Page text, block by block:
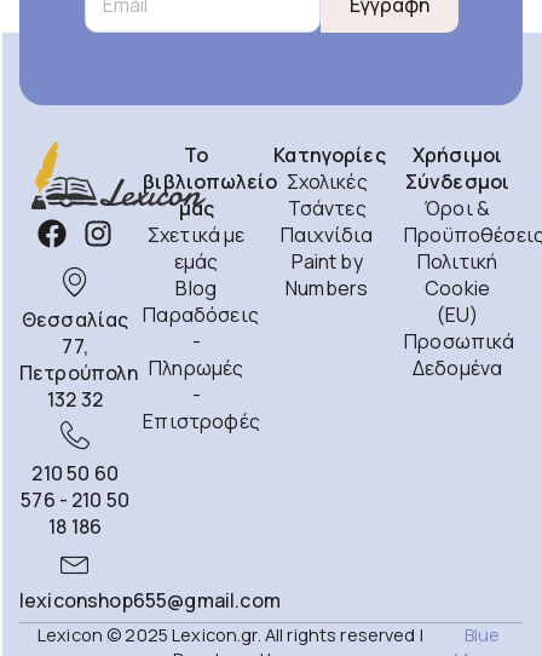
Θεσσαλίας
77,
Πετρούπολη
132 32
210 50 60
576 - 210 50
18 186
lexiconshop655@gmail.com
Το
βιβλιοπωλείο
μας
Σχετικά με
εμάς
Blog
Παραδόσεις
-
Πληρωμές
-
Επιστροφές
Κατηγορίες
Σχολικές
Τσάντες
Παιχνίδια
Paint by
Numbers
Χρήσιμοι
Σύνδεσμοι
Όροι &
Πολιτική
Cookie
(EU)
Προσωπικά
Δεδομένα
Lexicon © 2025 Lexicon.gr. All rights reserved |
Blue